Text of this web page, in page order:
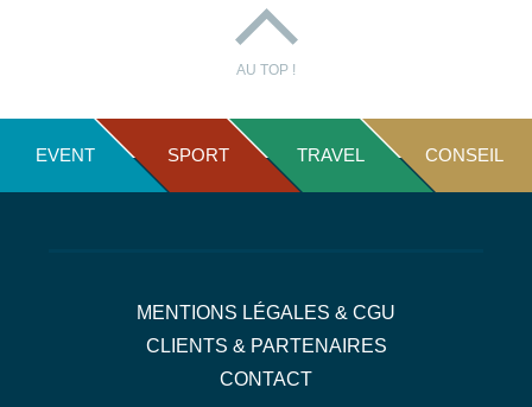
AU TOP !
EVENT SPORT TRAVEL CONSEIL
MENTIONS LÉGALES & CGU
CLIENTS & PARTENAIRES
CONTACT